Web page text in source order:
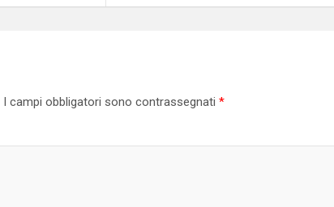
I campi obbligatori sono contrassegnati*